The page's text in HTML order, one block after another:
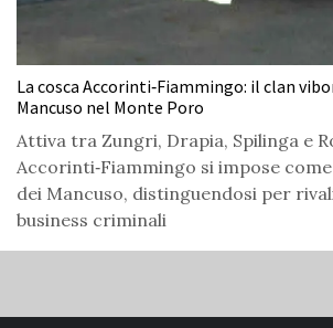
La cosca Accorinti‑Fiammingo: il clan
Mancuso nel Monte Poro
Attiva tra Zungri, Drapia, Spilinga e
Accorinti‑Fiammingo si impose
dei Mancuso, distinguendosi per
business criminali